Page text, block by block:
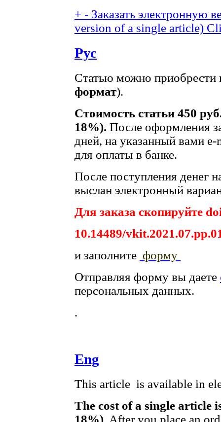
+ - Заказать электронную
version of a single article)
Рус
Статью можно приобрести
формат).
Стоимость статьи 450
18%). После оформления
дней, на указанный вами
для оплаты в банке.
После поступления денег
выслан электронный
Для заказа скопируйте
10.14489/
и заполните форму
Отправляя форму вы даете
персональных данных.
.
Eng
This article is available in
The cost of a single article
18%) . After you place an